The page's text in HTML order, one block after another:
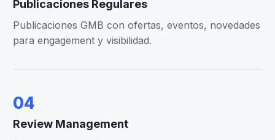
Publicaciones Regulares
Publicaciones GMB con ofertas, eventos, novedades
para engagement y visibilidad.
04
Review Management